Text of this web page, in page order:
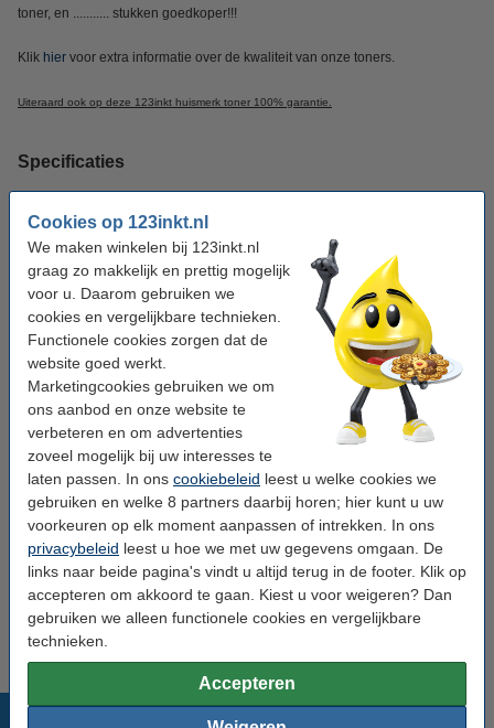
Cookies op 123inkt.nl
We maken winkelen bij 123inkt.nl
graag zo makkelijk en prettig mogelijk
voor u. Daarom gebruiken we
cookies en vergelijkbare technieken.
Functionele cookies zorgen dat de
website goed werkt.
Marketingcookies gebruiken we om
ons aanbod en onze website te
verbeteren en om advertenties
zoveel mogelijk bij uw interesses te
laten passen. In ons cookiebeleid leest u welke cookies we
gebruiken en welke 8 partners daarbij horen; hier kunt u uw
voorkeuren op elk moment aanpassen of intrekken. In ons
privacybeleid leest u hoe we met uw gegevens omgaan. De
links naar beide pagina's vindt u altijd terug in de footer. Klik op
accepteren om akkoord te gaan. Kiest u voor weigeren? Dan
gebruiken we alleen functionele cookies en vergelijkbare
technieken.
Accepteren
toner, en ........... stukken goedkoper!!!
Klik hier voor extra informatie over de kwaliteit van onze toners.
Uiteraard ook op deze 123inkt huismerk toner 100% garantie.
Specificaties
Kleur: cyaan
Type: toner cartridge
aantal pagina's: ± 6.000 pagina's
Merk: 123inkt
Ons artikelnr:
Tip: papier meebestellen
123inkt kopieerpapier 1 doos van 2.500 vel A4 -
80 grams FSC® Mix Credit
€ 33,50
Wij adviseren u deze toner (het 123inkt huismerk) te nemen i.p.v. de
Canon-uitvoering.
Populaire producten